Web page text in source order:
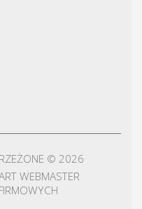
© 2026
WEBMASTER